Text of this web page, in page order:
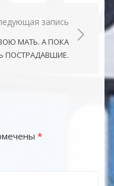
запись
МАТЬ. А ПОКА
ПОСТРАДАВШИЕ.
*